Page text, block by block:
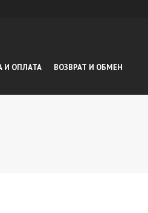
И ОПЛАТА ВОЗВРАТ И ОБМЕН